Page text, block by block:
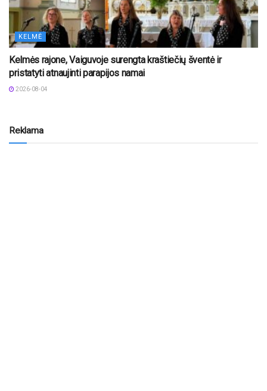
KELMĖ
Kelmės rajone, Vaiguvoje surengta kraštiečių šventė ir
pristatyti atnaujinti parapijos namai
2026-08-04
Reklama